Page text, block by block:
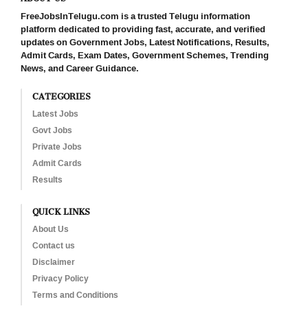
FreeJobsInTelugu.com is a trusted Telugu information
platform dedicated to providing fast, accurate, and verified
updates on Government Jobs, Latest Notifications, Results,
Admit Cards, Exam Dates, Government Schemes, Trending
News, and Career Guidance.
CATEGORIES
Latest Jobs
Govt Jobs
Private Jobs
Admit Cards
Results
QUICK LINKS
About Us
Contact us
Disclaimer
Privacy Policy
Terms and Conditions